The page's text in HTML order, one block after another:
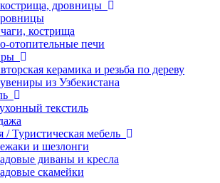
дровницы
кострища
отопительные печи
керамика и резьба по дереву
из Узбекистана
текстиль
/ Туристическая мебель
и шезлонги
диваны и кресла
скамейки